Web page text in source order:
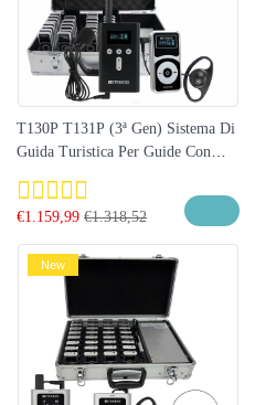
T130P T131P (3ª Gen) Sistema Di
Guida Turistica Per Guide Con
Al Colosseo, Vaticano, Duomo Di
Firenze E Monumenti D’Italia
€1.159,99 €1.318,52
New